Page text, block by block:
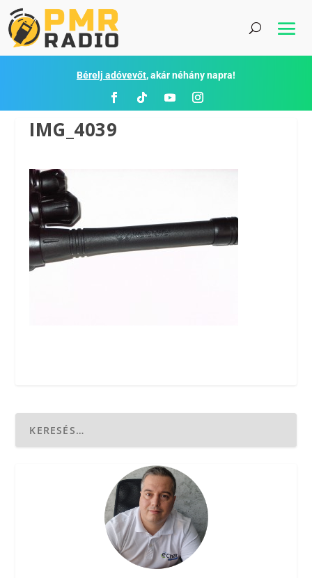
Bérelj adóvevőt, akár néhány napra!
IMG_4039